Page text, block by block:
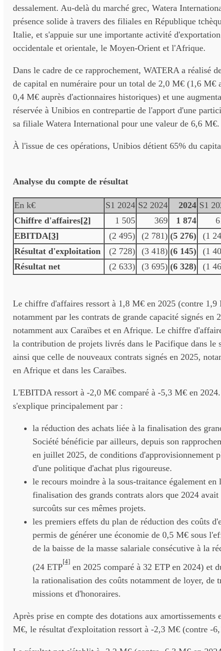
dessalement. Au-delà du marché grec, Watera
présence solide à travers des filiales en République
Italie, et s'appuie sur une importante activité
occidentale et orientale, le Moyen-Orient et l'Afrique.
Dans le cadre de ce rapprochement, WATERA a réalisé
de capital en numéraire pour un total de 2,0 M€ (1,6 M€
0,4 M€ auprès d'actionnaires historiques) et une
réservée à Unibios en contrepartie de l'apport d'une
sa filiale Watera International pour une valeur de 6,6 M€.
À l'issue de ces opérations, Unibios détient 65% du
Analyse du compte de résultat
En k€ S1 2024 S2 2024 2024 S1
Chiffre d'affaires[2] 1 505 369 1 874
EBITDA[3] (2 495) (2 781) (5 276)
(1
Résultat d'exploitation
(2 728) (3 418) (6 145)
(1
Résultat net
(2 633) (3 695) (6 328) (1
Le chiffre d'affaires ressort à 1,8 M€ en 2025 (contre 1,9
notamment par les contrats de grande capacité signés en
notamment aux Caraïbes et en Afrique. Le chiffre
la contribution de projets livrés dans le Pacifique dans le
ainsi que celle de nouveaux contrats signés en 2025,
en Afrique et dans les Caraïbes.
L'EBITDA ressort à -2,0 M€ comparé à -5,3 M€ en
s'explique principalement par :
la réduction des achats liée à la finalisation des
Société bénéficie par ailleurs, depuis son
en juillet 2025, de conditions d'approvisionnement
d'une politique d'achat plus rigoureuse.
le recours moindre à la sous-traitance également en
finalisation des grands contrats alors que 2024 avait
surcoûts sur ces mêmes projets.
les premiers effets du plan de réduction des coûts
permis de générer une économie de 0,5 M€ sous
de la baisse de la masse salariale consécutive à la
(24 ETP
[4]
en 2025 comparé à 32 ETP en 2024) et
la rationalisation des coûts notamment de loyer, de
missions et d'honoraires.
Après prise en compte des dotations aux amortissements
M€, le résultat d'exploitation ressort à -2,3 M€ (contre -